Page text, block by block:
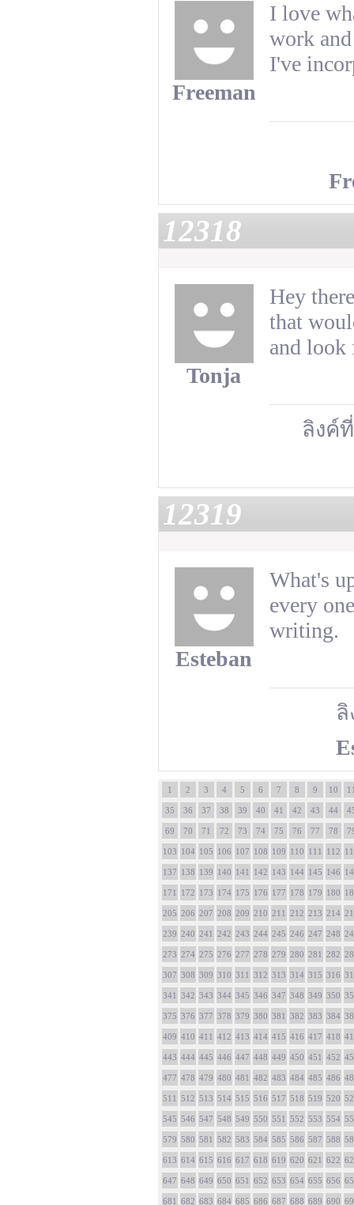
Freeman
I love
work
I've
12318
Tonja
Hey
that
and look
ลิงค์
12319
Esteban
What's
every
writing.
1 2 3 4 5 6 7 8 9 10
35 36 37 38 39 40 41 42 43 44
69 70 71 72 73 74 75 76 77 78
103 104 105 106 107 108 109 110 111 112
137 138 139 140 141 142 143 144 145 146
171 172 173 174 175 176 177 178 179 180
205 206 207 208 209 210 211 212 213 214
239 240 241 242 243 244 245 246 247 248
273 274 275 276 277 278 279 280 281 282
307 308 309 310 311 312 313 314 315 316
341 342 343 344 345 346 347 348 349 350
375 376 377 378 379 380 381 382 383 384
409 410 411 412 413 414 415 416 417 418
443 444 445 446 447 448 449 450 451 452
477 478 479 480 481 482 483 484 485 486
511 512 513 514 515 516 517 518 519 520
545 546 547 548 549 550 551 552 553 554
579 580 581 582 583 584 585 586 587 588
613 614 615 616 617 618 619 620 621 622
647 648 649 650 651 652 653 654 655 656
681 682 683 684 685 686 687 688 689 690